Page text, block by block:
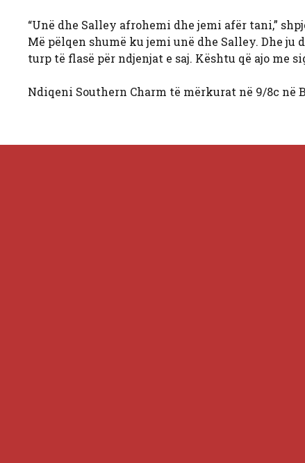
“Unë dhe Salley afrohemi dhe jemi afër tani,”
Më pëlqen shumë ku jemi unë dhe Salley. Dhe ju
turp të flasë për ndjenjat e saj. Kështu që ajo me
Ndiqeni Southern Charm të mërkurat në 9/8c në